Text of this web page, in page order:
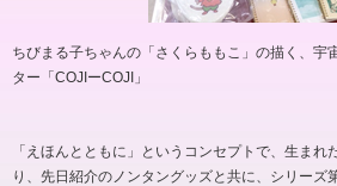
ちびまる子ちゃんの「さくらももこ」の描く、宇
ター「 COJI ーCOJI 」
「えほんとともに」というコンセプトで、生まれ
り、先日紹介のノンタングッズと共に、シリーズ